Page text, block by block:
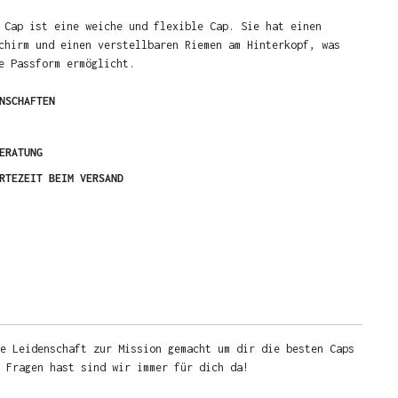
Cap ist eine weiche und flexible Cap. Sie hat einen
und einen verstellbaren Riemen am Hinterkopf, was
Passform ermöglicht.
BEIM VERSAND
zur Mission gemacht um dir die besten Caps
Fragen hast sind wir immer für dich da!